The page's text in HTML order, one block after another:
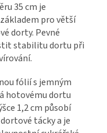
35 cm je
pro větší
dorty. Pevné
stabilitu dortu při
fólií s jemným
hotovému dortu
1,2 cm působí
tácky a je